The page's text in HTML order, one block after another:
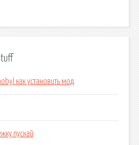
как установить мод
пускай